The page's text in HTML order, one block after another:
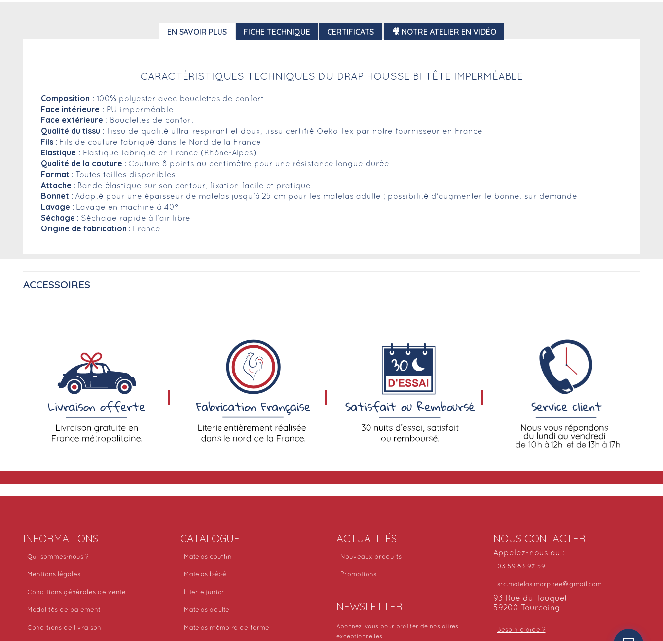
EN SAVOIR PLUS FICHE TECHNIQUE CERTIFICATS 🎥 NOTRE ATELIER EN VIDÉO
CARACTÉRISTIQUES TECHNIQUES DU DRAP HOUSSE BI-TÊTE IMPERMÉABLE
Composition : 100% polyester avec bouclettes de confort
Face intérieure : PU imperméable
Face extérieure : Bouclettes de confort
Qualité du tissu : Tissu de qualité ultra-respirant et doux, tissu certifié Oeko Tex par notre fournisseur en France
Fils : Fils de couture fabriqué dans le Nord de la France
Elastique : Elastique fabriqué en France (Rhône-Alpes)
Qualité de la couture : Couture 8 points au centimètre pour une résistance longue durée
Format : Toutes tailles disponibles
Attache : Bande élastique sur son contour, fixation facile et pratique
Bonnet : Adapté pour une épaisseur de matelas jusqu'à 25 cm pour les matelas adulte ; possibilité d'augmenter le bonnet sur demande
Lavage : Lavage en machine à 40°
Séchage : Séchage rapide à l'air libre
Origine de fabrication : France
ACCESSOIRES
INFORMATIONS
Qui sommes-nous ?
Mentions légales
Conditions générales de vente
Modalités de paiement
Conditions de livraison
CATALOGUE
Matelas couffin
Matelas bébé
Literie junior
Matelas adulte
Matelas mémoire de forme
ACTUALITÉS
Nouveaux produits
Promotions
NEWSLETTER
Abonnez-vous pour profiter de nos offres
exceptionnelles
NOUS CONTACTER
Appelez-nous au :
03 59 83 97 59
src.matelas.morphee@gmail.com
93 Rue du Touquet
59200 Tourcoing
Besoin d'aide ?